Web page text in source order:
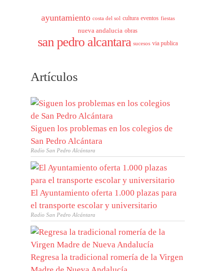
ayuntamiento costa del sol cultura eventos fiestas
nueva andalucia obras
san pedro alcantara sucesos via publica
Artículos
Siguen los problemas en los colegios de
San Pedro Alcántara
Radio San Pedro Alcántara
El Ayuntamiento oferta 1.000 plazas para
el transporte escolar y universitario
Radio San Pedro Alcántara
Regresa la tradicional romería de la Virgen